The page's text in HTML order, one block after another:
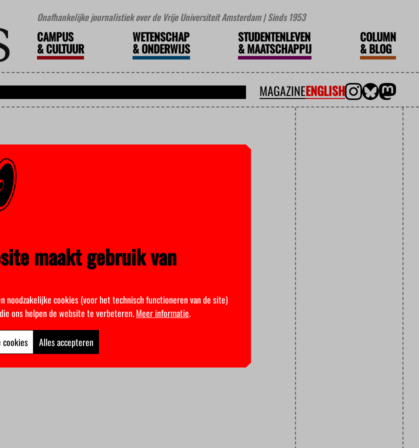
Onafhankelijke journalistiek over de Vrije Universiteit Amsterdam | Sinds 1953
CAMPUS
&CULTUUR
WETENSCHAP
&ONDERWIJS
STUDENTENLEVEN
&MAATSCHAPPIJ
COLUMN
&BLOG
MAGAZINEENGLISH
maakt gebruik van
noodzakelijke cookies (voor het technisch functioneren van de site)
ons helpen de website te verbeteren.Meer informatie.
cookies Alles accepteren